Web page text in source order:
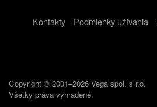
Kontakty Podmienky užívania
Copyright © 2001–2026 Vega spol. s r.o.
Všetky práva vyhradené.